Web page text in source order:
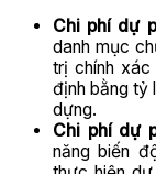
Chi phí dự
danh mục
trị chính
định bằng tỷ
dựng.
Chi phí dự
năng biến